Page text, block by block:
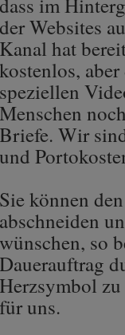
der Websites
Kanal hat
kostenlos,
speziellen
Menschen
Briefe. Wir
und
Sie können
abschneiden
wünschen, so
Dauerauftrag
Herzsymbol
für uns.